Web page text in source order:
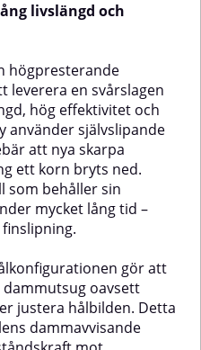
kontrollerad avverkning
slipmaskin och fästs enkelt med
kardborrefäste, men kan även
användas för hand vid mer
detaljerad bearbetning.✅
Fördelar med Mirlon 150 mm UF
1500Ultrafin slipning för
slutfinish, polering och
ytstruktureringFlexibel och
följsam – perfekt för ojämna och
formade ytorLämplig för både
torr- och våtslipningStark, hållbar
och jämn avverkningSkapar en
målning eller
UF 1500 passar perfekt
för:Förberedelse av ytor inför
lackering eller klarlackMattning
livslängd och
högpresterande
leverera en svårslagen
hög effektivitet och
använder självslipande
att nya skarpa
ett korn bryts ned.
som behåller sin
mycket lång tid –
gör att
oavsett
justera hålbilden. Detta
dammavvisande